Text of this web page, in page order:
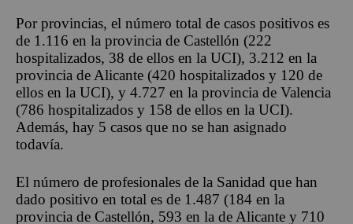
Por provincias, el número total de casos positivos es
de 1.116 en la provincia de Castellón (222
hospitalizados, 38 de ellos en la UCI), 3.212 en la
provincia de Alicante (420 hospitalizados y 120 de
ellos en la UCI), y 4.727 en la provincia de Valencia
(786 hospitalizados y 158 de ellos en la UCI).
Además, hay 5 casos que no se han asignado
todavía.
El número de profesionales de la Sanidad que han
dado positivo en total es de 1.487 (184 en la
provincia de Castellón, 593 en la de Alicante y 710